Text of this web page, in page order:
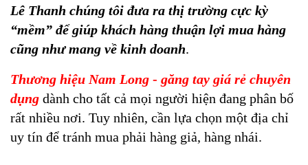
Lê Thanh chúng tôi đưa ra thị trường cực kỳ
“mềm” để giúp khách hàng thuận lợi mua hàng
cũng như mang về kinh doanh.
Thương hiệu Nam Long - găng tay giá rẻ chuyên
dụng dành cho tất cả mọi người hiện đang phân bố
rất nhiều nơi. Tuy nhiên, cần lựa chọn một địa chỉ
uy tín để tránh mua phải hàng giả, hàng nhái.